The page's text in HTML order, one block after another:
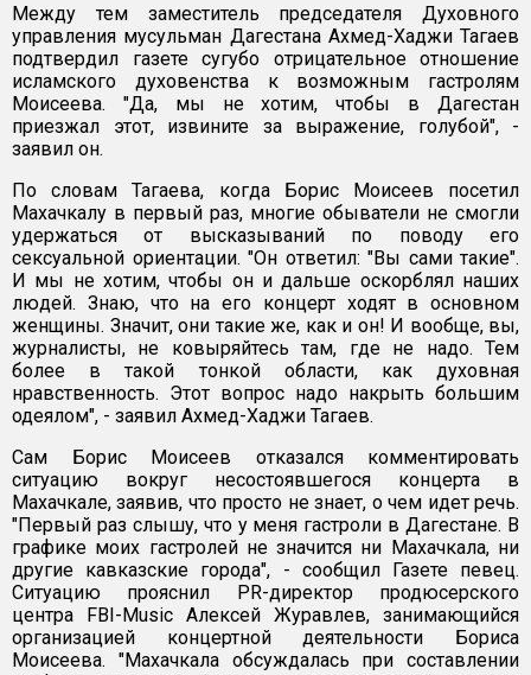
Между тем заместитель председателя Духовного
управления мусульман Дагестана Ахмед-Хаджи Тагаев
подтвердил газете сугубо отрицательное отношение
исламского духовенства к возможным гастролям
Моисеева. "Да, мы не хотим, чтобы в Дагестан
приезжал этот, извините за выражение, голубой", -
заявил он.
По словам Тагаева, когда Борис Моисеев посетил
Махачкалу в первый раз, многие обыватели не смогли
удержаться от высказываний по поводу его
сексуальной ориентации. "Он ответил: "Вы сами такие".
И мы не хотим, чтобы он и дальше оскорблял наших
людей. Знаю, что на его концерт ходят в основном
женщины. Значит, они такие же, как и он! И вообще, вы,
журналисты, не ковыряйтесь там, где не надо. Тем
более в такой тонкой области, как духовная
нравственность. Этот вопрос надо накрыть большим
одеялом", - заявил Ахмед-Хаджи Тагаев.
Сам Борис Моисеев отказался комментировать
ситуацию вокруг несостоявшегося концерта в
Махачкале, заявив, что просто не знает, о чем идет речь.
"Первый раз слышу, что у меня гастроли в Дагестане. В
графике моих гастролей не значится ни Махачкала, ни
другие кавказские города", - сообщил Газете певец.
Ситуацию прояснил PR-директор продюсерского
центра FBI-Music Алексей Журавлев, занимающийся
организацией концертной деятельности Бориса
Моисеева. "Махачкала обсуждалась при составлении